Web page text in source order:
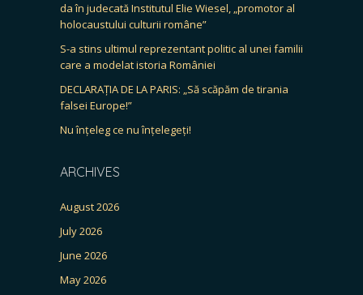
da în judecată Institutul Elie Wiesel, „promotor al
holocaustului culturii române”
S-a stins ultimul reprezentant politic al unei familii
care a modelat istoria României
DECLARAȚIA DE LA PARIS: „Să scăpăm de tirania
falsei Europe!”
Nu înțeleg ce nu înțelegeți!
ARCHIVES
August 2026
July 2026
June 2026
May 2026